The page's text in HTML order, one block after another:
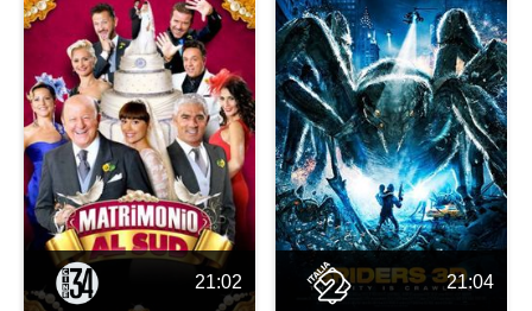
21:02 21:04